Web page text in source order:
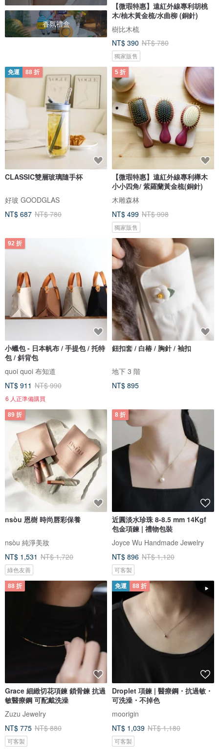
香氛禮盒
【微瑕特惠】遠紅外線專利胡桃
木/柚木黃金梳/水曲柳 (銅針)
樹比木梳
NT$ 390 NT$ 780
獨家販售
免運 88 折
CLASSIC雙層玻璃隨手杯
好玻 GOODGLAS
NT$ 687 NT$ 780
5 折
【微瑕特惠】遠紅外線專利櫸木
小小四角/ 紫羅蘭黃金梳(銅針)
木雕森林
NT$ 499 NT$ 998
獨家販售
92 折
小蠟包 - 日本帆布 / 手提包 / 托特
包 / 斜背包
quoi quoi 布知道
NT$ 911 NT$ 990
6 人正準備購買
鈕扣套 / 白椿 / 胸針 / 袖扣
地下 3 階
NT$ 895
89 折
nsòu 恩樹 時尚唇彩保養
nsòu 純淨美妝
NT$ 1,531 NT$ 1,720
綠色友善
8 折
近圓淡水珍珠 8-8.5 mm 14Kgf
包金項鍊 | 禮物包裝
Joyce Wu Handmade Jewelry
NT$ 896 NT$ 1,120
可客製
88 折
Grace 細緻切花項鍊 鎖骨鍊 抗過
敏醫療鋼 可配戴洗澡
Zuzu Jewelry
NT$ 775 NT$ 880
可客製
免運 88 折
Droplet 項鍊 | 醫療鋼・抗過敏・
可洗澡・不掉色
moorigin
NT$ 1,039 NT$ 1,180
可客製